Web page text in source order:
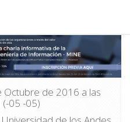
Octubre de 2016 a las
(-05 -05)